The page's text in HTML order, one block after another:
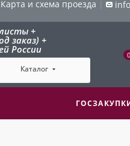
Карта и схема проезда |
+
заказ) +
России
Каталог
0